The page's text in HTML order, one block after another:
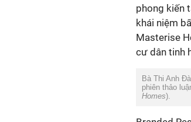
phong kiến
khái niệm
Masterise
cư dân tinh
Bà Thi Anh
phiên thảo
Homes).